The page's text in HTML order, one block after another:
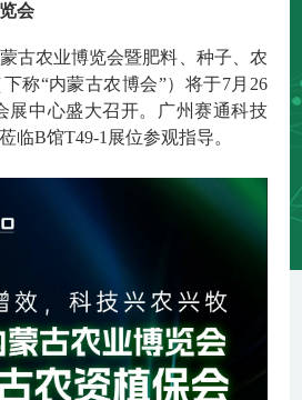
会
古农业博览会暨肥料、种子、农
称“内蒙古农博会”）将于7月26
展中心盛大召开。
广州赛通科技
临B馆T49-1展位参观指导。